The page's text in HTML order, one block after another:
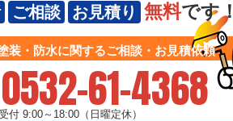
ご相談 お見積り 無料です！
装・防水に関するご相談・お見積依頼
0532-61-4368
付 9:00～18:00（日曜定休）